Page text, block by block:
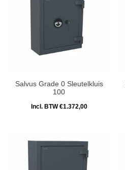
Salvus Grade 0 Sleutelkluis
100
Incl. BTW €1.372,00